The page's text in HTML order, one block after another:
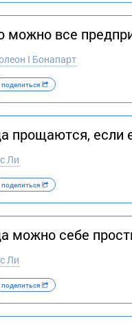
можно все
I Бонапарт
поделиться
прощаются, если
Ли
поделиться
можно себе
Ли
поделиться